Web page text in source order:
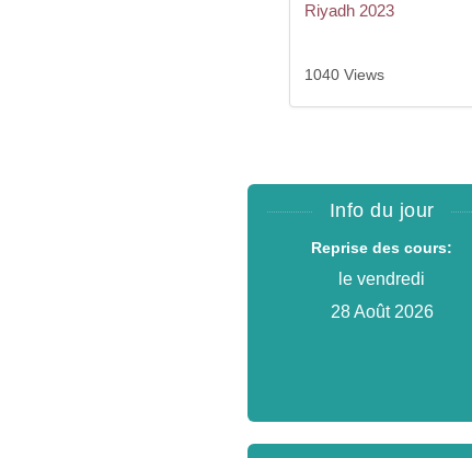
Riyadh 2023
1040 Views
Info du jour
Reprise des cours:
le vendredi
28 Août 2026